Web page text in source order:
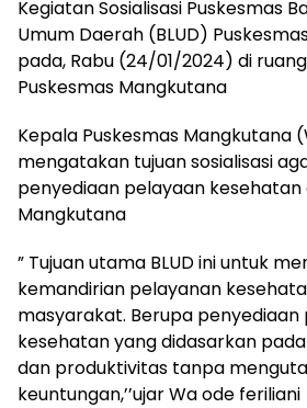
Kegiatan Sosialisasi Puskesmas
Umum Daerah (BLUD)
pada, Rabu (24/01/2024) di
Puskesmas Mangkutana
Kepala Puskesmas Mangkutana
mengatakan tujuan sosialisasi
penyediaan pelayaan kesehatan
Mangkutana
” Tujuan utama BLUD ini untuk
kemandirian pelayanan
masyarakat. Berupa penyediaan
kesehatan yang didasarkan
dan produktivitas tanpa
keuntungan,’’ujar Wa ode feriliani